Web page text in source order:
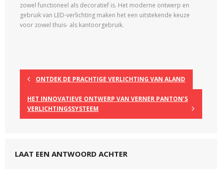
zowel functioneel als decoratief is. Het moderne ontwerp en
gebruik van LED-verlichting maken het een uitstekende keuze
voor zowel thuis- als kantoorgebruik.
ONTDEK DE PRACHTIGE VERLICHTING VAN ALAND
HET INNOVATIEVE ONTWERP VAN VERNER PANTON’S
VERLICHTINGSSYSTEEM
LAAT EEN ANTWOORD ACHTER